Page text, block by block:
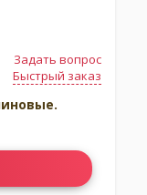
Задать вопрос
Быстрый заказ